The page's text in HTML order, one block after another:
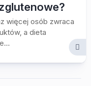
więcej osób zwraca
a dieta